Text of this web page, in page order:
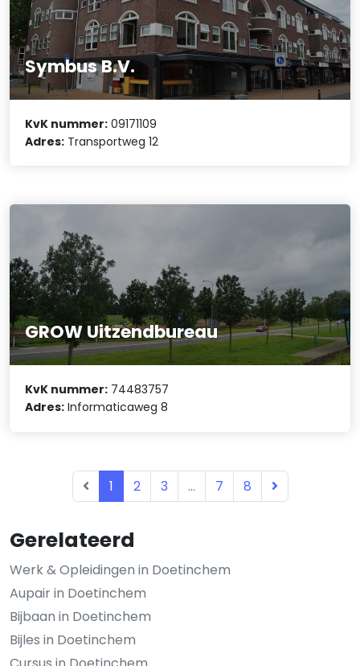
Gerelateerd
Werk & Opleidingen in Doetinchem
Aupair in Doetinchem
Bijbaan in Doetinchem
Bijles in Doetinchem
Symbus B.V.
KvK nummer: 09171109
Adres: Transportweg 12
GROW Uitzendbureau
KvK nummer: 74483757
Adres: Informaticaweg 8
1 2 3 ... 7 8